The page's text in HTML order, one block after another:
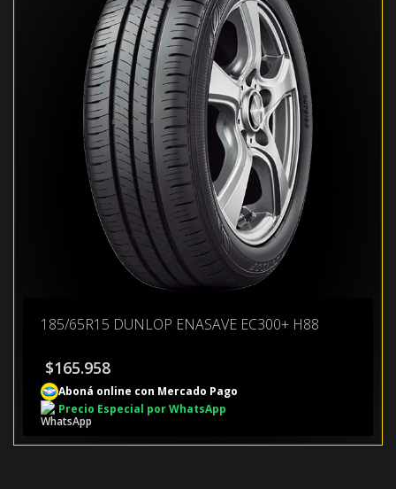
185/65R15 DUNLOP ENASAVE EC300+ H88
$165.958
Aboná online con Mercado Pago
Precio Especial por WhatsApp